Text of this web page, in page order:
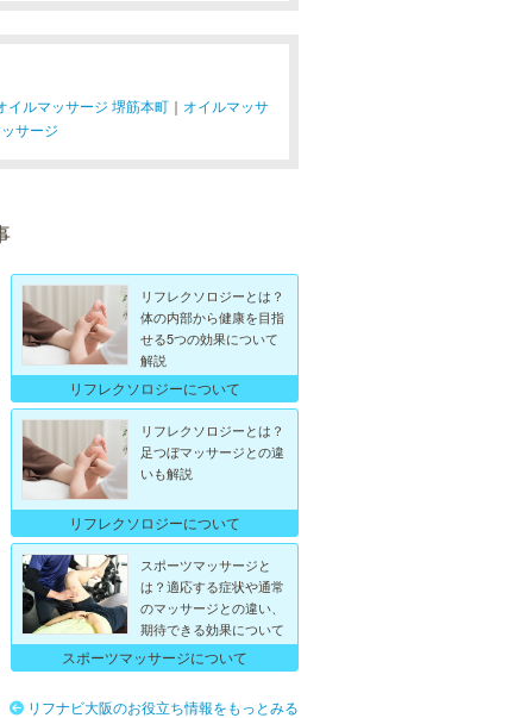
イルマッサージ 堺筋本町 ｜ オイルマッサ
サージ
リフレクソロジーとは？
体の内部から健康を目指
せる5つの効果について
解説
リフレクソロジーについて
リフレクソロジーとは？
足つぼマッサージとの違
いも解説
リフレクソロジーについて
スポーツマッサージと
は？適応する症状や通常
のマッサージとの違い、
期待できる効果について
スポーツマッサージについて
リフナビ大阪のお役立ち情報をもっとみる